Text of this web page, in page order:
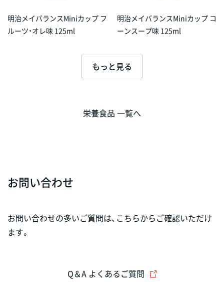
明治メイバランスMiniカップ フ
ルーツ・オレ味 125ml
明治メイバランスMiniカップ コ
ーンスープ味 125ml
もっと見る
栄養食品 一覧へ
お問い合わせ
お問い合わせの多いご質問は、こちらからご確認いただけ
ます。
Q＆A よくあるご質問